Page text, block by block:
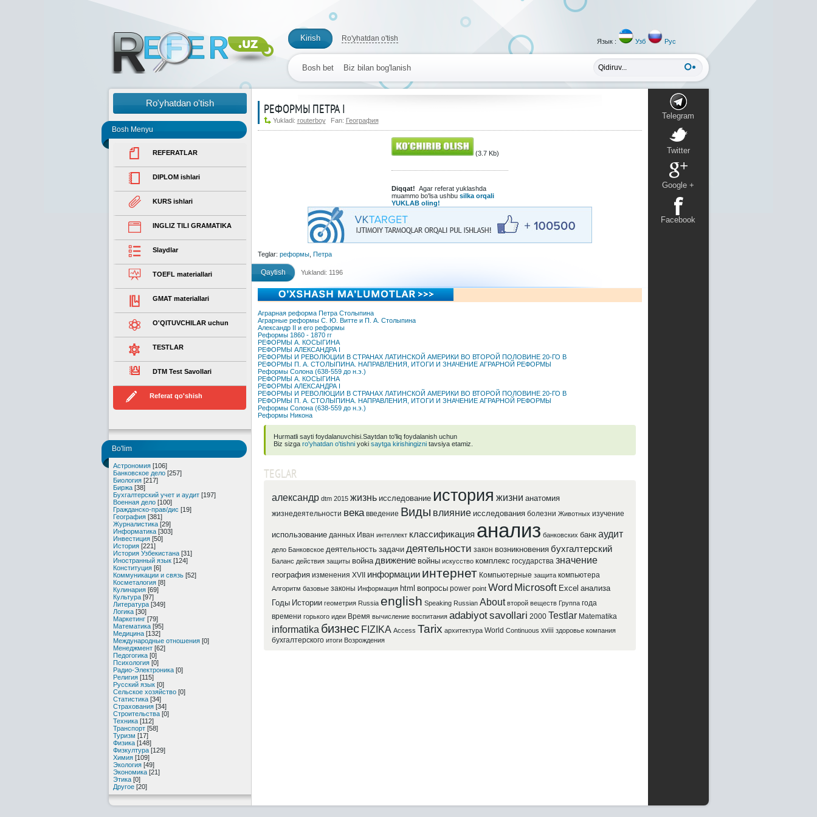
Kirish Ro'yhatdan o'tish Язык : Узб Рус
Bosh bet Biz bilan bog'lanish
Ro'yhatdan o'tish
Bosh Menyu
REFERATLAR
DIPLOM ishlari
KURS ishlari
INGLIZ TILI GRAMATIKA
Slaydlar
TOEFL materiallari
GMAT materiallari
O'QITUVCHILAR uchun
TESTLAR
DTM Test Savollari
Referat qo'shish
Bo'lim
Астрономия [106]
Банковское дело [257]
Биология [217]
Биржа [38]
Бухгалтерский учет и аудит [197]
Военная дело [100]
Гражданско-прав/дис [19]
География [381]
Журналистика [29]
Информатика [303]
Инвестиция [50]
История [221]
История Узбекистана [31]
Иностранный язык [124]
Конституция [6]
Коммуникации и связь [52]
Косметалогия [8]
Кулинария [69]
Культура [97]
Литература [349]
Логика [30]
Маркетинг [79]
Математика [95]
Медицина [132]
Международные отношения [0]
Менеджмент [62]
Педогогика [0]
Психология [0]
Радио-Электроника [0]
Религия [115]
Русский язык [0]
Сельское хозяйство [0]
Статистика [34]
Страхования [34]
Строительства [0]
Техника [112]
Транспорт [58]
Туризм [17]
Физика [148]
Физкултура [129]
Химия [109]
Экология [49]
Экономика [21]
Этика [0]
Другое [20]
Telegram
Twitter
Google +
Facebook
РЕФОРМЫ ПЕТРА I
Yukladi: routerboy Fan: География
(3.7 Kb)
Diqqat! Agar referat yuklashda
muammo bo'lsa ushbu silka orqali
YUKLAB oling!
Teglar: реформы, Петра
Qaytish Yuklandi: 1196
Аграрная реформа Петра Столыпина
Аграрные реформы С. Ю. Витте и П. А. Столыпина
Александр II и его реформы
Реформы 1860 - 1870 гг
РЕФОРМЫ А. КОСЫГИНА
РЕФОРМЫ АЛЕКСАНДРА I
РЕФОРМЫ И РЕВОЛЮЦИИ В СТРАНАХ ЛАТИНСКОЙ АМЕРИКИ ВО ВТОРОЙ ПОЛОВИНЕ 20-ГО В
РЕФОРМЫ П. А. СТОЛЫПИНА. НАПРАВЛЕНИЯ, ИТОГИ И ЗНАЧЕНИЕ АГРАРНОЙ РЕФОРМЫ
Реформы Солона (638-559 до н.э.)
РЕФОРМЫ А. КОСЫГИНА
РЕФОРМЫ АЛЕКСАНДРА I
РЕФОРМЫ И РЕВОЛЮЦИИ В СТРАНАХ ЛАТИНСКОЙ АМЕРИКИ ВО ВТОРОЙ ПОЛОВИНЕ 20-ГО В
РЕФОРМЫ П. А. СТОЛЫПИНА. НАПРАВЛЕНИЯ, ИТОГИ И ЗНАЧЕНИЕ АГРАРНОЙ РЕФОРМЫ
Реформы Солона (638-559 до н.э.)
Реформы Никона
Hurmatli sayti foydalanuvchisi.Saytdan to'liq foydalanish uchun
Biz sizga ro'yhatdan o'tishniyoki saytga kirishingiznitavsiya etamiz.
TEGLAR
александр dtm 2015 жизнь исследование история жизни анатомия
жизнедеятельности века введение Виды влияние исследования болезни Животных изучение
использование данных Иван интеллект классификация анализ банковских банк аудит
дело Банковское деятельность задачи деятельности закон возникновения бухгалтерский
Баланс действия защиты война движение войны искусство комплекс государства значение
география изменения XVII информации интернет Компьютерные защита компьютера
Алгоритм базовые законы Информация html вопросы power point Word Microsoft Excel анализа
Годы Истории геометрия Russia english Speaking Russian About второй веществ Группа года
времени горького идеи Время вычисление воспитания adabiyotsavollari 2000 Testlar Matematika
informatika бизнес FIZIKA Access Tarix архитектура World Continuous xviii здоровье компания
бухгалтерского итоги Возрождения